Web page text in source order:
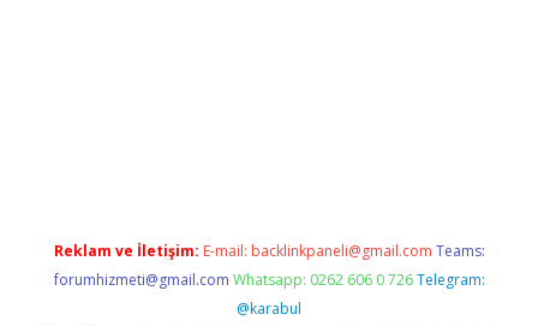
Reklam ve İletişim: E-mail: backlinkpaneli@gmail.com Teams:
forumhizmeti@gmail.com Whatsapp: 0262 606 0 726 Telegram:
@karabul